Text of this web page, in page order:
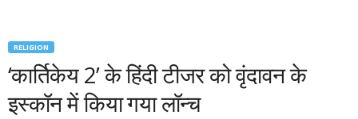
RELIGION
‘कार्तिकेय 2’ के हिंदी टीजर को वृंदावन के
इस्कॉन में किया गया लॉन्च